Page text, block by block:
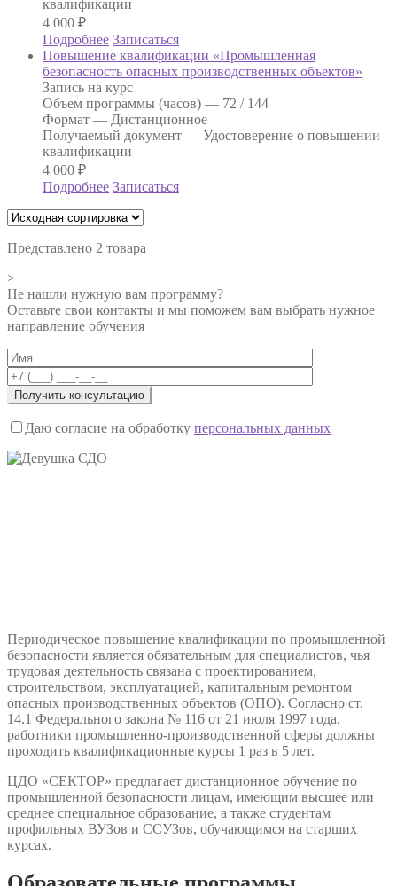
квалификации
4 000 ₽
Подробнее Записаться
Повышение квалификации «Промышленная
безопасность опасных производственных объектов»
Запись на курс
Объем программы (часов) — 72 / 144
Формат — Дистанционное
Получаемый документ — Удостоверение о повышении
квалификации
4 000 ₽
Подробнее Записаться
Представлено 2 товара
>
Не нашли нужную вам программу?
Оставьте свои контакты и мы поможем вам выбрать нужное
направление обучения
Даю согласие на обработку персональных данных
Периодическое повышение квалификации по промышленной
безопасности является обязательным для специалистов, чья
трудовая деятельность связана с проектированием,
строительством, эксплуатацией, капитальным ремонтом
опасных производственных объектов (ОПО). Согласно ст.
14.1 Федерального закона № 116 от 21 июля 1997 года,
работники промышленно-производственной сферы должны
проходить квалификационные курсы 1 раз в 5 лет.
ЦДО «СЕКТОР» предлагает дистанционное обучение по
промышленной безопасности лицам, имеющим высшее или
среднее специальное образование, а также студентам
профильных ВУЗов и ССУЗов, обучающимся на старших
курсах.